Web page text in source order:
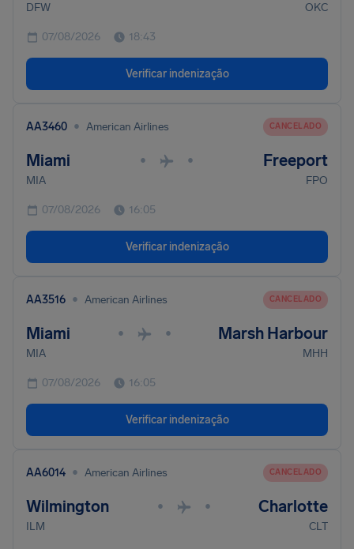
DFW OKC
07/08/2026 18:43
Verificar indenização
AA3460 • American Airlines CANCELADO
Miami • • Freeport
MIA FPO
07/08/2026 16:05
Verificar indenização
AA3516 • American Airlines CANCELADO
Miami • • Marsh Harbour
MIA MHH
07/08/2026 16:05
Verificar indenização
AA6014 • American Airlines CANCELADO
Wilmington • • Charlotte
ILM CLT